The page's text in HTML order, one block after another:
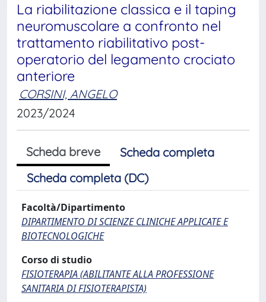
La riabilitazione classica e il taping
neuromuscolare a confronto nel
trattamento riabilitativo post-
operatorio del legamento crociato
anteriore
CORSINI, ANGELO
2023/2024
Scheda breve
Scheda completa
Scheda completa (DC)
Facoltà/Dipartimento
DIPARTIMENTO DI SCIENZE CLINICHE APPLICATE E
BIOTECNOLOGICHE
Corso di studio
FISIOTERAPIA (ABILITANTE ALLA PROFESSIONE
SANITARIA DI FISIOTERAPISTA)